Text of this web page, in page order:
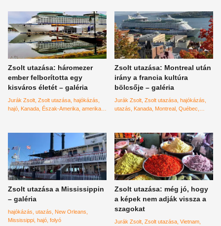
Zsolt utazása: háromezer
ember felborította egy
kisváros életét – galéria
Jurák Zsolt Zsolt utazása hajókázás
hajó Kanada Észak-Amerika amerikai
Zsolt utazása: Montreal után
irány a francia kultúra
bölcsője – galéria
Jurák Zsolt Zsolt utazása hajókázás
utazás
Kanada Montreal Québec
Zsolt utazása a Mississippin
– galéria
hajókázás utazás
New Orleans
Mississippi hajó folyó
Zsolt utazása: még jó, hogy
a képek nem adják vissza a
szagokat
Jurák Zsolt Zsolt utazása Vietnam